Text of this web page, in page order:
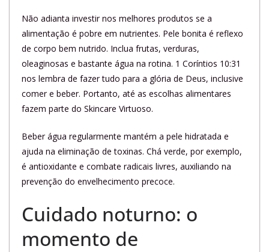
Não adianta investir nos melhores produtos se a
alimentação é pobre em nutrientes. Pele bonita é reflexo
de corpo bem nutrido. Inclua frutas, verduras,
oleaginosas e bastante água na rotina. 1 Coríntios 10:31
nos lembra de fazer tudo para a glória de Deus, inclusive
comer e beber. Portanto, até as escolhas alimentares
fazem parte do Skincare Virtuoso.
Beber água regularmente mantém a pele hidratada e
ajuda na eliminação de toxinas. Chá verde, por exemplo,
é antioxidante e combate radicais livres, auxiliando na
prevenção do envelhecimento precoce.
Cuidado noturno: o
momento de